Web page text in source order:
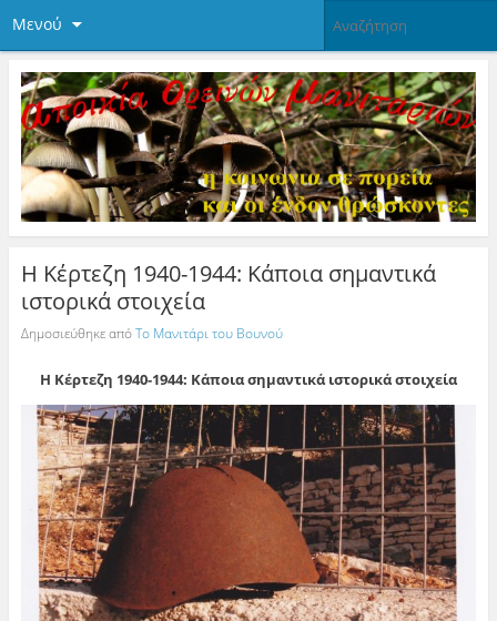
Μενού
Η Κέρτεζη 1940-1944: Κάποια σημαντικά
ιστορικά στοιχεία
Δημοσιεύθηκε απόΤο Μανιτάρι του Βουνού
Η Κέρτεζη 1940-1944: Κάποια σημαντικά ιστορικά στοιχεία